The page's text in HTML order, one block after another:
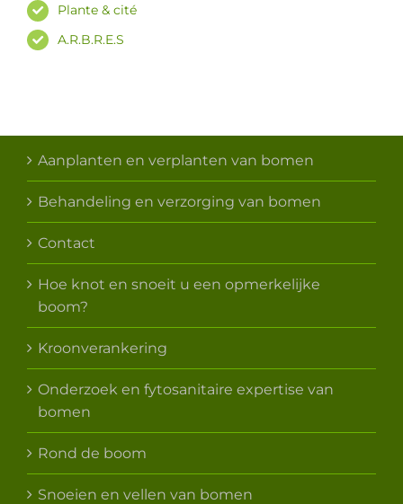
Plante & cité
A.R.B.R.E.S
Aanplanten en verplanten van bomen
Behandeling en verzorging van bomen
Contact
Hoe knot en snoeit u een opmerkelijke
boom?
Kroonverankering
Onderzoek en fytosanitaire expertise van
bomen
Rond de boom
Snoeien en vellen van bomen